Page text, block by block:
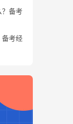
？备考
备考经